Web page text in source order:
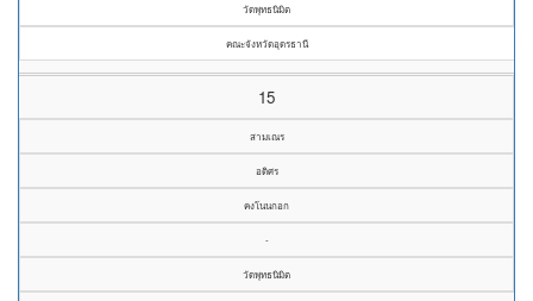
วัดพุทธนิมิต
คณะจังหวัดอุดรธานี
15
สามเณร
อดิศร
คงโนนกอก
-
วัดพุทธนิมิต